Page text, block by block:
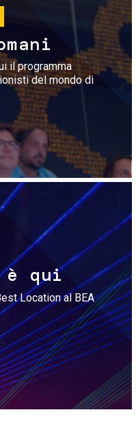
il programma
del mondo di
è qui
Location al BEA